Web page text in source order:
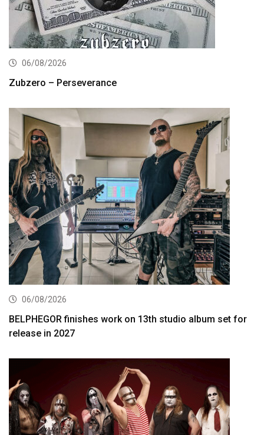
06/08/2026
Zubzero – Perseverance
06/08/2026
BELPHEGOR finishes work on 13th studio album set for
release in 2027